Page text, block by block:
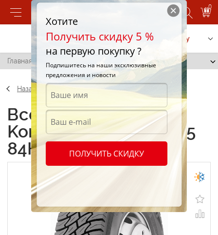
0
Позвонить Заказать услугу
Главная /
Назад
Всесезонные шины
Kormoran D 175/65 R15
84H
Хотите
Получить скидку 5 %
на первую покупку ?
Подпишитесь на наши эксклюзивные
предложения и новости
ПОЛУЧИТЬ СКИДКУ